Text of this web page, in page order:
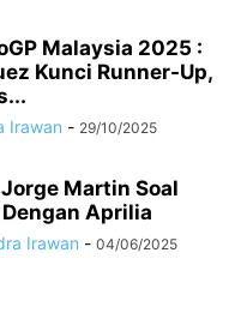
Malaysia 2025 :
Kunci Runner-Up,
Irawan - 29/10/2025
Martin Soal
Aprilia
Irawan - 04/06/2025